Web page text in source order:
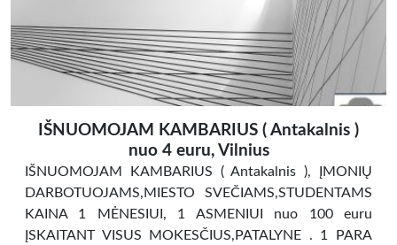
IŠNUOMOJAM KAMBARIUS ( Antakalnis )
nuo 4 euru, Vilnius
IŠNUOMOJAM KAMBARIUS ( Antakalnis ), ĮMONIŲ
DARBOTUOJAMS,MIESTO SVEČIAMS,STUDENTAMS
KAINA 1 MĖNESIUI, 1 ASMENIUI nuo 100 euru
ĮSKAITANT VISUS MOKESČIUS,PATALYNE . 1 PARA